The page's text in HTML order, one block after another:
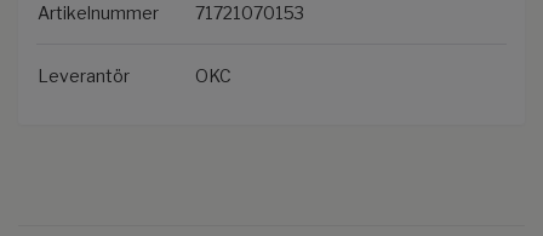
Artikelnummer 71721070153
Leverantör OKC